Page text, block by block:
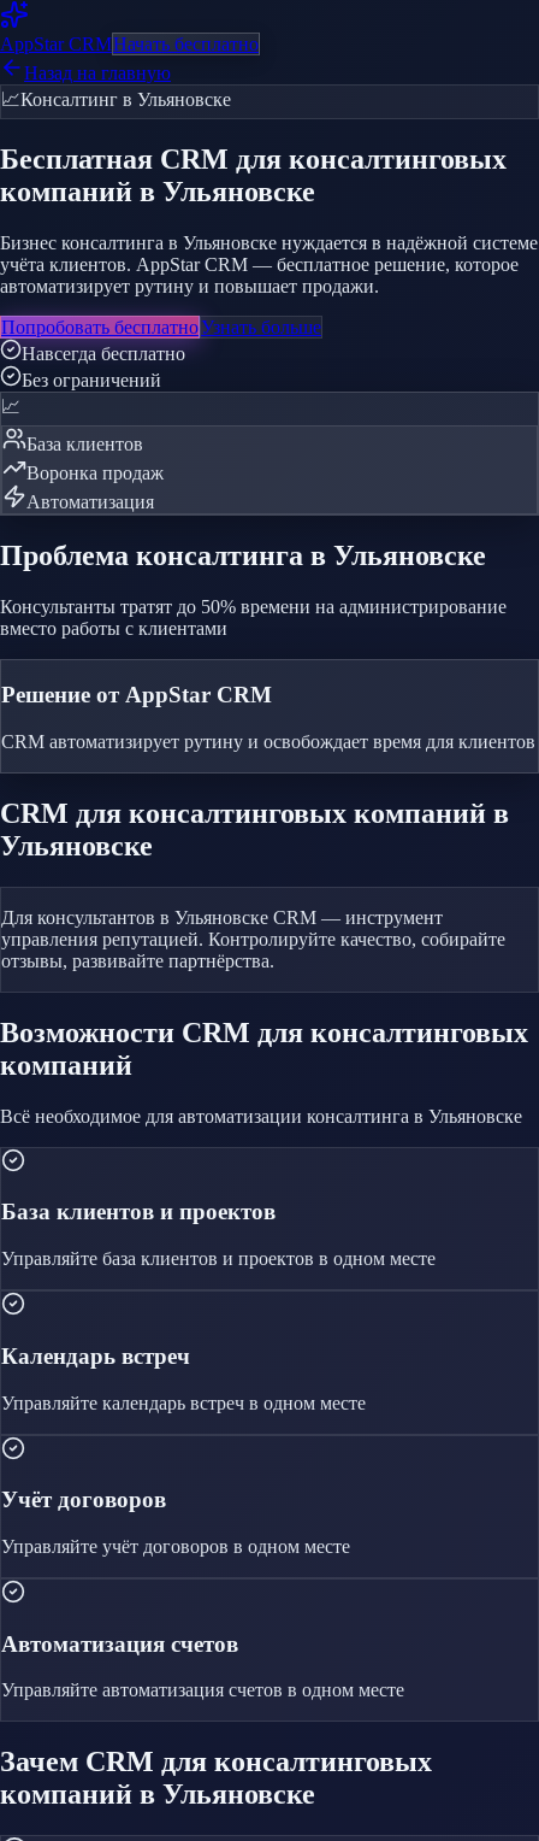
AppStarCRMНачать бесплатно
Назад на главную
📈Консалтинг в Ульяновске
Бесплатная CRM для консалтинговых
компаний в Ульяновске
Бизнес консалтинга в Ульяновске нуждается в надёжной системе
учёта клиентов. AppStar CRM — бесплатное решение, которое
автоматизирует рутину и повышает продажи.
Попробовать бесплатноУзнать больше
Навсегда бесплатно
Без ограничений
📈
База клиентов
Воронка продаж
Автоматизация
Проблема консалтинга в Ульяновске
Консультанты тратят до 50% времени на администрирование
вместо работы с клиентами
Решение от AppStar CRM
CRM автоматизирует рутину и освобождает время для клиентов
CRM для консалтинговых компаний в
Ульяновске
Для консультантов в Ульяновске CRM — инструмент
управления репутацией. Контролируйте качество, собирайте
отзывы, развивайте партнёрства.
Возможности CRM для консалтинговых
компаний
Всё необходимое для автоматизации консалтинга в Ульяновске
База клиентов и проектов
Управляйте база клиентов и проектов в одном месте
Календарь встреч
Управляйте календарь встреч в одном месте
Учёт договоров
Управляйте учёт договоров в одном месте
Автоматизация счетов
Управляйте автоматизация счетов в одном месте
Зачем CRM для консалтинговых
компаний в Ульяновске